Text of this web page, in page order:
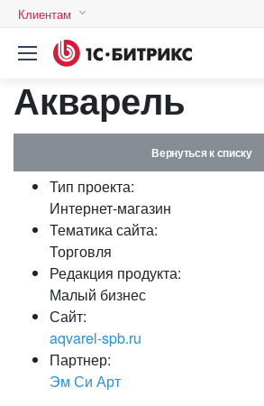
Клиентам
Авторизация
Логин
Пароль
Забыли свой пароль?
Акварель
Вернуться к списку
Тип проекта:
Интернет-магазин
Тематика сайта:
Торговля
Редакция продукта:
Малый бизнес
Сайт:
aqvarel-spb.ru
Партнер:
Эм Си Арт